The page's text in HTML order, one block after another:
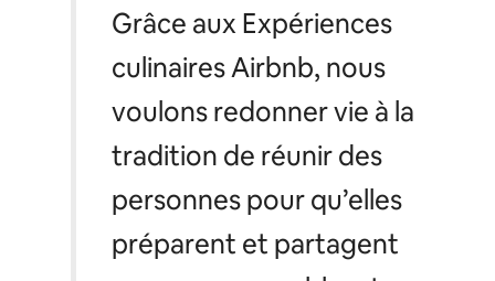
Grâce aux Expériences
culinaires Airbnb, nous
voulons redonner vie à la
tradition de réunir des
personnes pour qu’elles
préparent et partagent